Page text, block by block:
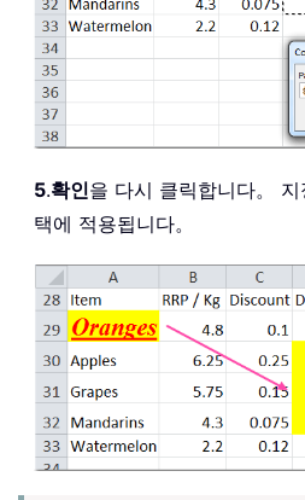
5.확인을 다시 클릭합니다。
택에 적용됩니다。